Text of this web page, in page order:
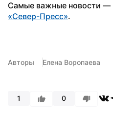
«Север-Пресс».
Авторы Елена Воропаева
1 0